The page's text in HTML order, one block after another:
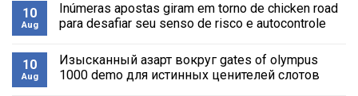
10
Aug
Inúmeras apostas giram em torno de chicken road
para desafiar seu senso de risco e autocontrole
on
Inúmeras
apostas
10
Aug
Изысканный азарт вокруг gates of olympus
1000 demo для истинных ценителей слотов